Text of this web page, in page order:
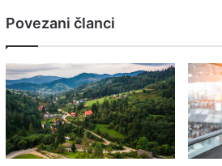
Povezani članci